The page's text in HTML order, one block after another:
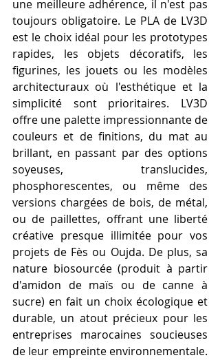
une meilleure adhérence, il n'est pas
toujours obligatoire. Le PLA de LV3D
est le choix idéal pour les prototypes
rapides, les objets décoratifs, les
figurines, les jouets ou les modèles
architecturaux où l'esthétique et la
simplicité sont prioritaires. LV3D
offre une palette impressionnante de
couleurs et de finitions, du mat au
brillant, en passant par des options
soyeuses, translucides,
phosphorescentes, ou même des
versions chargées de bois, de métal,
ou de paillettes, offrant une liberté
créative presque illimitée pour vos
projets de Fès ou Oujda. De plus, sa
nature biosourcée (produit à partir
d'amidon de maïs ou de canne à
sucre) en fait un choix écologique et
durable, un atout précieux pour les
entreprises marocaines soucieuses
de leur empreinte environnementale.